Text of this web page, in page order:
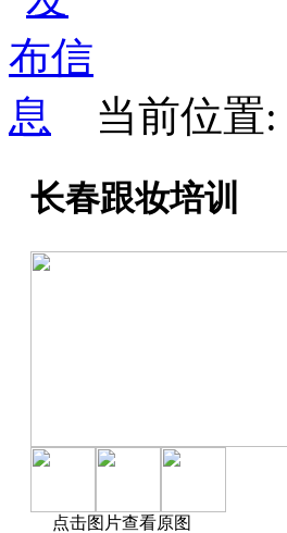
当前位置:
长春跟妆培训
点击图片查看原图